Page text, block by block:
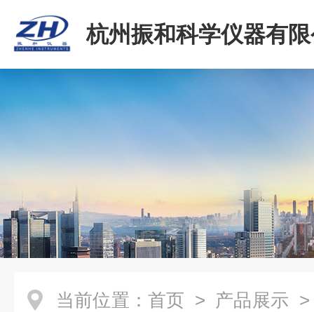
杭州振和科学仪器有
当前位置： 首页 > 产品展示